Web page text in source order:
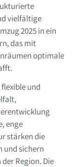
vielfältige
2025 in ein
das mit
optimale
und
enge
stärken die
und sichern
Region. Die